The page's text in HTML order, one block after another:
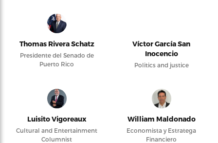
Thomas Rivera Schatz
Presidente del Senado de
Puerto Rico
Víctor García San
Inocencio
Politics and justice
Luisito Vigoreaux
Cultural and Entertainment
Columnist
William Maldonado
Economista y Estratega
Financiero